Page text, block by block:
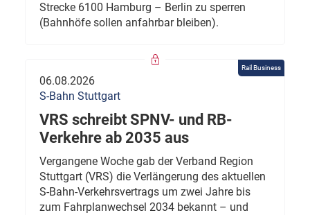
Strecke 6100 Hamburg – Berlin zu sperren
(Bahnhöfe sollen anfahrbar bleiben).
Rail Business
06.08.2026
S-Bahn Stuttgart
VRS schreibt SPNV- und RB-
Verkehre ab 2035 aus
Vergangene Woche gab der Verband Region
Stuttgart (VRS) die Verlängerung des aktuellen
S-Bahn-Verkehrsvertrags um zwei Jahre bis
zum Fahrplanwechsel 2034 bekannt – und